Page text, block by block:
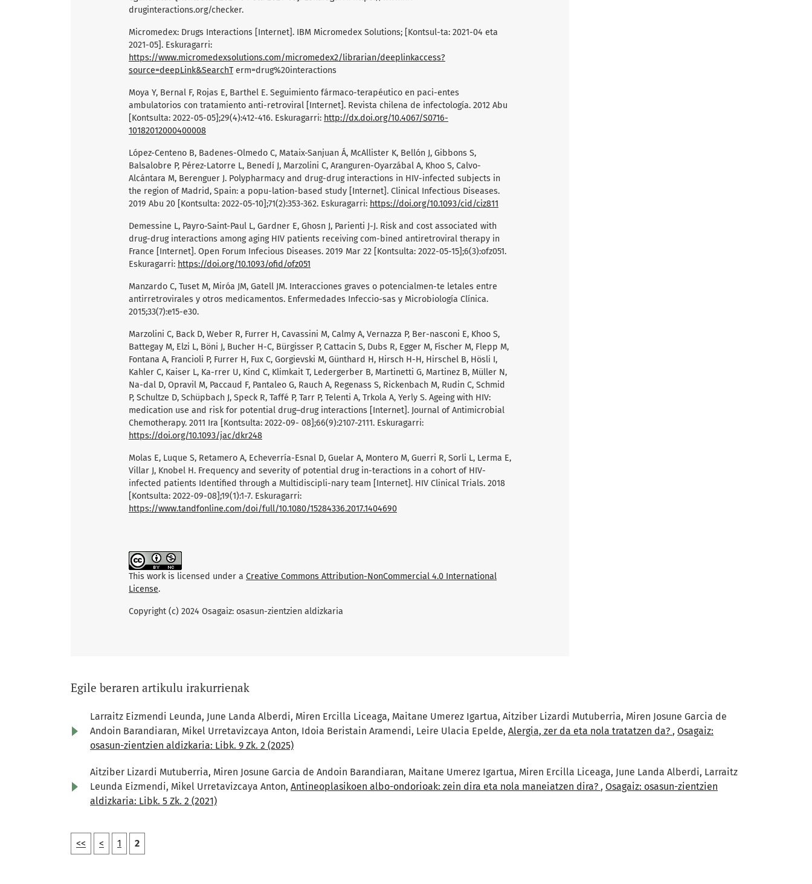
druginteractions.org/checker.
Micromedex: Drugs Interactions [Internet]. IBM Micromedex Solutions; [Kontsul-ta: 2021-04 eta
2021-05]. Eskuragarri:
https://www.micromedexsolutions.com/micromedex2/librarian/deeplinkaccess?
source=deepLink&SearchTerm=drug%20interactions
Moya Y, Bernal F, Rojas E, Barthel E. Seguimiento fármaco-terapéutico en paci-entes
ambulatorios con tratamiento anti-retroviral [Internet]. Revista chilena de infectología. 2012 Abu
[Kontsulta: 2022-05-05];29(4):412-416. Eskuragarri: http://dx.doi.org/10.4067/S0716-
10182012000400008
López-Centeno B, Badenes-Olmedo C, Mataix-Sanjuan Á, McAllister K, Bellón J, Gibbons S,
Balsalobre P, Pérez-Latorre L, Benedí J, Marzolini C, Aranguren-Oyarzábal A, Khoo S, Calvo-
Alcántara M, Berenguer J. Polypharmacy and drug-drug interactions in HIV-infected subjects in
the region of Madrid, Spain: a popu-lation-based study [Internet]. Clinical Infectious Diseases.
2019 Abu 20 [Kontsulta: 2022-05-10];71(2):353-362. Eskuragarri: https://doi.org/10.1093/cid/ciz811
Demessine L, Payro-Saint-Paul L, Gardner E, Ghosn J, Parienti J-J. Risk and cost associated with
drug-drug interactions among aging HIV patients receiving com-bined antiretroviral therapy in
France [Internet]. Open Forum Infecious Diseases. 2019 Mar 22 [Kontsulta: 2022-05-15];6(3):ofz051.
Eskuragarri: https://doi.org/10.1093/ofid/ofz051
Manzardo C, Tuset M, Miróa JM, Gatell JM. Interacciones graves o potencialmen-te letales entre
antirretrovirales y otros medicamentos. Enfermedades Infeccio-sas y Microbiología Clínica.
2015;33(7):e15-e30.
Marzolini C, Back D, Weber R, Furrer H, Cavassini M, Calmy A, Vernazza P, Ber-nasconi E, Khoo S,
Battegay M, Elzi L, Böni J, Bucher H-C, Bürgisser P, Cattacin S, Dubs R, Egger M, Fischer M, Flepp M,
Fontana A, Francioli P, Furrer H, Fux C, Gorgievski M, Günthard H, Hirsch H-H, Hirschel B, Hösli I,
Kahler C, Kaiser L, Ka-rrer U, Kind C, Klimkait T, Ledergerber B, Martinetti G, Martinez B, Müller N,
Na-dal D, Opravil M, Paccaud F, Pantaleo G, Rauch A, Regenass S, Rickenbach M, Rudin C, Schmid
P, Schultze D, Schüpbach J, Speck R, Taffé P, Tarr P, Telenti A, Trkola A, Yerly S. Ageing with HIV:
medication use and risk for potential drug–drug interactions [Internet]. Journal of Antimicrobial
Chemotherapy. 2011 Ira [Kontsulta: 2022-09- 08];66(9):2107-2111. Eskuragarri:
https://doi.org/10.1093/jac/dkr248
Molas E, Luque S, Retamero A, Echeverría-Esnal D, Guelar A, Montero M, Guerri R, Sorli L, Lerma E,
Villar J, Knobel H. Frequency and severity of potential drug in-teractions in a cohort of HIV-
infected patients Identified through a Multidiscipli-nary team [Internet]. HIV Clinical Trials. 2018
[Kontsulta: 2022-09-08];19(1):1-7. Eskuragarri:
https://www.tandfonline.com/doi/full/10.1080/15284336.2017.1404690
This work is licensed under a Creative Commons Attribution-NonCommercial 4.0 International
License.
Copyright (c) 2024 Osagaiz: osasun-zientzien aldizkaria
Egile beraren artikulu irakurrienak
Larraitz Eizmendi Leunda, June Landa Alberdi, Miren Ercilla Liceaga, Maitane Umerez Igartua, Aitziber Lizardi Mutuberria, Miren Josune Garcia de
Andoin Barandiaran, Mikel Urretavizcaya Anton, Idoia Beristain Aramendi, Leire Ulacia Epelde, Alergia, zer da eta nola tratatzen da? , Osagaiz:
osasun-zientzien aldizkaria: Libk. 9 Zk. 2 (2025)
Aitziber Lizardi Mutuberria, Miren Josune Garcia de Andoin Barandiaran, Maitane Umerez Igartua, Miren Ercilla Liceaga, June Landa Alberdi, Larraitz
Leunda Eizmendi, Mikel Urretavizcaya Anton, Antineoplasikoen albo-ondorioak: zein dira eta nola maneiatzen dira? , Osagaiz: osasun-zientzien
aldizkaria: Libk. 5 Zk. 2 (2021)
<< < 1 2